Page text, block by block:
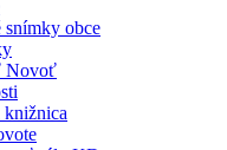
snímky obce
Novoť
knižnica